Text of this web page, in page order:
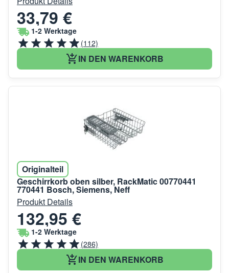
33,79 €
1-2 Werktage
(112)
IN DEN WARENKORB
Originalteil
Geschirrkorb oben silber, RackMatic 00770441
770441 Bosch, Siemens, Neff
Produkt Details
132,95 €
1-2 Werktage
(286)
IN DEN WARENKORB